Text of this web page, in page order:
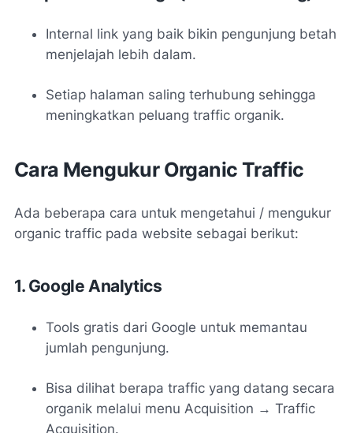
Internal link yang baik bikin pengunjung betah
menjelajah lebih dalam.
Setiap halaman saling terhubung sehingga
meningkatkan peluang traffic organik.
Cara Mengukur Organic Traffic
Ada beberapa cara untuk mengetahui / mengukur
organic traffic pada website sebagai berikut:
1. Google Analytics
Tools gratis dari Google untuk memantau
jumlah pengunjung.
Bisa dilihat berapa traffic yang datang secara
organik melalui menu Acquisition → Traffic
Acquisition.